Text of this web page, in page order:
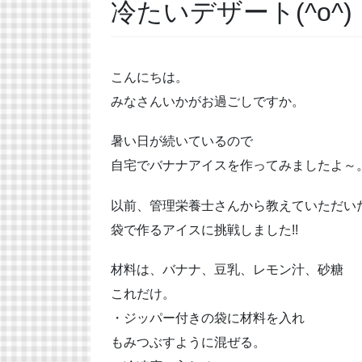
冷たいデザート(^o^)
こんにちは。
みなさんいかがお過ごしですか。
暑い日が続いているので
自宅でバナナアイスを作ってみましたよ～
以前、管理栄養士さんから教えていただい
袋で作るアイスに挑戦しました!!
材料は、バナナ、豆乳、レモン汁、砂糖
これだけ。
・ジッパー付きの袋に材料を入れ
もみつぶすように混ぜる。